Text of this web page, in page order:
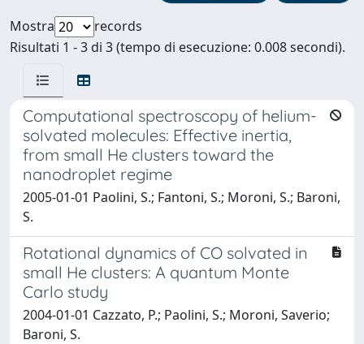
Mostra
records
Risultati 1 - 3 di 3 (tempo di esecuzione: 0.008 secondi).
Computational spectroscopy of helium-
solvated molecules: Effective inertia,
from small He clusters toward the
nanodroplet regime
2005-01-01 Paolini, S.; Fantoni, S.; Moroni, S.; Baroni,
S.
Rotational dynamics of CO solvated in
small He clusters: A quantum Monte
Carlo study
2004-01-01 Cazzato, P.; Paolini, S.; Moroni, Saverio;
Baroni, S.